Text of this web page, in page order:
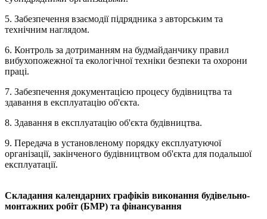
5. Забезпечення взаємодії підрядника з авторським та
технічним наглядом.
6. Контроль за дотриманням на будмайданчику правил
вибухопожежної та екологічної техніки безпеки та охорони
праці.
7. Забезпечення документацією процесу будівництва та
здавання в експлуатацію об'єкта.
8. Здавання в експлуатацію об'єкта будівництва.
9. Передача в установленому порядку експлуатуючої
організації, закінченого будівництвом об'єкта для подальшої
експлуатації.
Складання календарних графіків виконання будівельно-
монтажних робіт (БМР) та фінансування